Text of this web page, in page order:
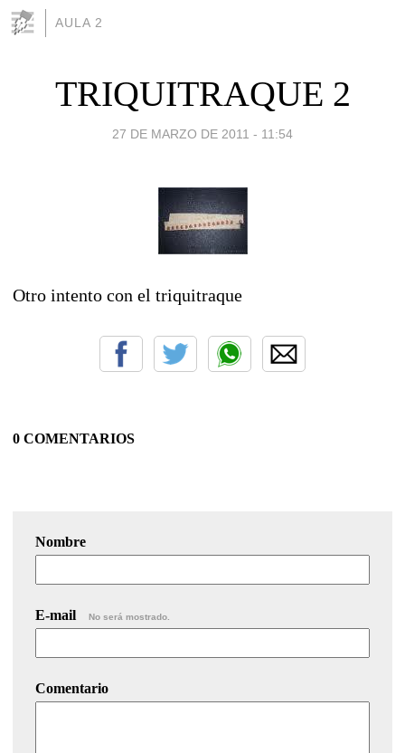
AULA 2
TRIQUITRAQUE 2
27 DE MARZO DE 2011 - 11:54
Otro intento con el triquitraque
0 COMENTARIOS
Nombre
E-mail No será mostrado.
Comentario